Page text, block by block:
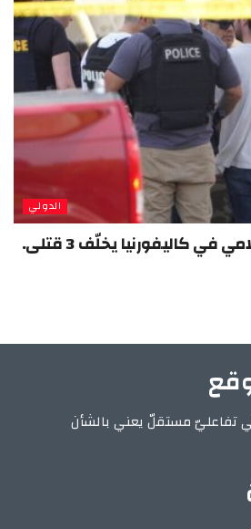
الدولي
كاليفورنيا يخلّف 3 قتلى.
تفاعليّ مستقلّ يعني بالشأن